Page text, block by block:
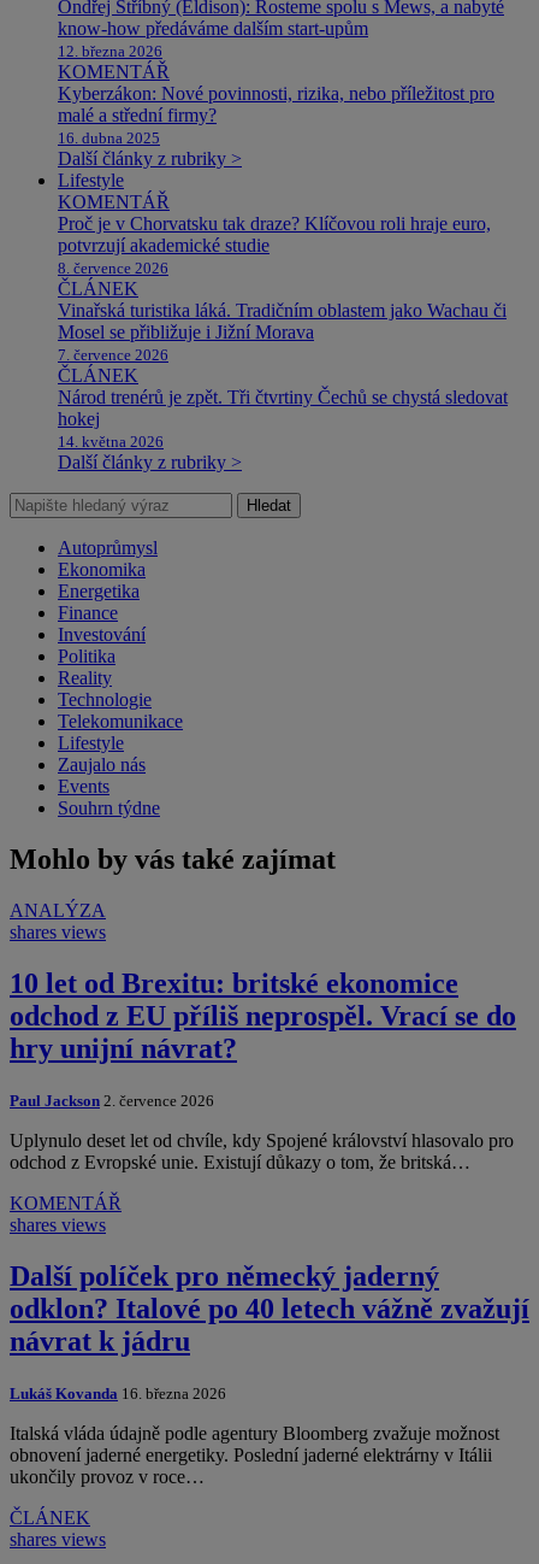
Ondřej Stříbný (Eldison): Rosteme spolu s Mews, a nabyté
know-how předáváme dalším start-upům
12. března 2026
KOMENTÁŘ
Kyberzákon: Nové povinnosti, rizika, nebo příležitost pro
malé a střední firmy?
16. dubna 2025
Další články z rubriky >
Lifestyle
KOMENTÁŘ
Proč je v Chorvatsku tak draze? Klíčovou roli hraje euro,
potvrzují akademické studie
8. července 2026
ČLÁNEK
Vinařská turistika láká. Tradičním oblastem jako Wachau či
Mosel se přibližuje i Jižní Morava
7. července 2026
ČLÁNEK
Národ trenérů je zpět. Tři čtvrtiny Čechů se chystá sledovat
hokej
14. května 2026
Další články z rubriky >
Hledat
Autoprůmysl
Ekonomika
Energetika
Finance
Investování
Politika
Reality
Technologie
Telekomunikace
Lifestyle
Zaujalo nás
Events
Souhrn týdne
Mohlo by vás také zajímat
ANALÝZA
shares views
10 let od Brexitu: britské ekonomice
odchod z EU příliš neprospěl. Vrací se do
hry unijní návrat?
Paul Jackson 2. července 2026
Uplynulo deset let od chvíle, kdy Spojené království hlasovalo pro
odchod z Evropské unie. Existují důkazy o tom, že britská…
KOMENTÁŘ
shares views
Další políček pro německý jaderný
odklon? Italové po 40 letech vážně zvažují
návrat k jádru
Lukáš Kovanda 16. března 2026
Italská vláda údajně podle agentury Bloomberg zvažuje možnost
obnovení jaderné energetiky. Poslední jaderné elektrárny v Itálii
ukončily provoz v roce…
ČLÁNEK
shares views